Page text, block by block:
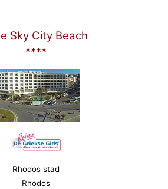
Sky City Beach
****
Rhodos stad
Rhodos